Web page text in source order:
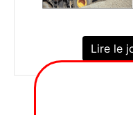
Lire le